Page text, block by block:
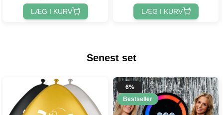
LÆG I KURV LÆG I KURV
Senest set
6%
Bestseller